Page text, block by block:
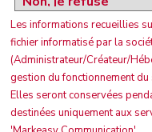
Les informations recueillies
fichier informatisé par la
(Administrateur/Créateur/
gestion du fonctionnement
Elles seront conservées
destinées uniquement aux